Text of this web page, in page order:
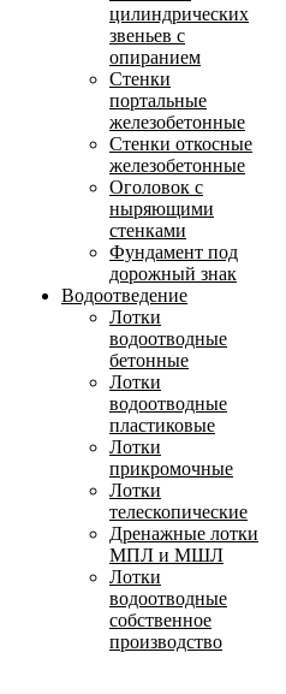
цилиндрических
звеньев с
опиранием
Стенки
портальные
железобетонные
Стенки откосные
железобетонные
Оголовок с
ныряющими
стенками
Фундамент под
дорожный знак
Водоотведение
Лотки
водоотводные
бетонные
Лотки
водоотводные
пластиковые
Лотки
прикромочные
Лотки
телескопические
Дренажные лотки
МПЛ и МШЛ
Лотки
водоотводные
собственное
производство